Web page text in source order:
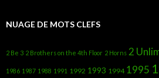
NUAGE DE MOTS CLEFS
2 Be 3 2 Brothers on the 4th Floor 2 Horns 2
1986 1987 1988 1991 1992 1993 1994 1995